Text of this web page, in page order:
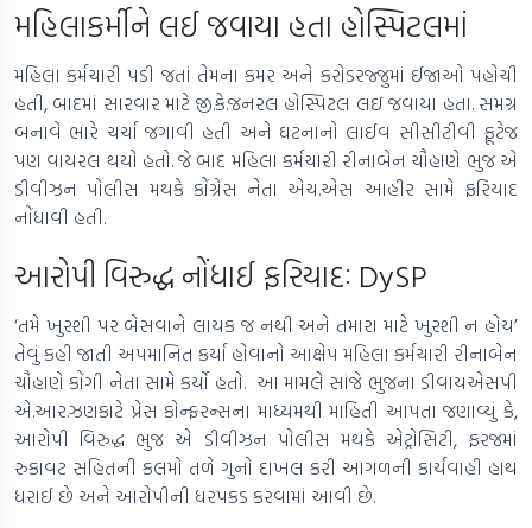
મહિલાકર્મીને લઈ જવાયા હતા હોસ્પિટલમાં
મહિલા કર્મચારી પડી જતાં તેમના કમર અને કરોડરજ્જુમાં ઈજાઓ પહોચી
હતી, બાદમાં સારવાર માટે જી.કે.જનરલ હોસ્પિટલ લઇ જવાયા હતા. સમગ્ર
બનાવે ભારે ચર્ચા જગાવી હતી અને ઘટનાનો લાઈવ સીસીટીવી ફૂટેજ
પણ વાયરલ થયો હતો. જે બાદ મહિલા કર્મચારી રીનાબેન ચૌહાણે ભુજ એ
ડીવીઝન પોલીસ મથકે કોંગ્રેસ નેતા એચ.એસ આહીર સામે ફરિયાદ
નોંધાવી હતી.
આરોપી વિરુદ્ધ નોંધાઈ ફરિયાદઃ DySP
‘તમે ખુરશી પર બેસવાને લાયક જ નથી અને તમારા માટે ખુરશી ન હોય’
તેવું કહી જાતી અપમાનિત કર્યા હોવાનો આક્ષેપ મહિલા કર્મચારી રીનાબેન
ચૌહાણે કોંગી નેતા સામે કર્યો હતો. આ મામલે સાંજે ભુજના ડીવાયએસપી
એ.આર.ઝણકાટે પ્રેસ કોન્ફરન્સના માધ્યમથી માહિતી આપતા જણાવ્યું કે,
આરોપી વિરુદ્ધ ભુજ એ ડીવીઝન પોલીસ મથકે એટ્રોસિટી, ફરજમાં
રુકાવટ સહિતની કલમો તળે ગુનો દાખલ કરી આગળની કાર્યવાહી હાથ
ધરાઈ છે અને આરોપીની ધરપકડ કરવામાં આવી છે.